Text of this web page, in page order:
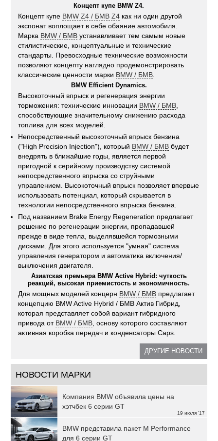
Концепт купе BMW Z4.
Концепт купе BMW Z4 / БМВ Z4 как ни один другой
экспонат воплощает в себе обаяние автомобиля.
Марка BMW / БМВ устанавливает тем самым новые
стилистические, концептуальные и технические
стандарты. Превосходные технические возможности
позволяют концепту наглядно продемонстрировать
классические ценности марки BMW / БМВ
BMW Efficient Dynamics.
Высокоточный впрыск и регенерация энергии
торможения: технические инновации BMW / БМВ
способствующие значительному снижению расхода
топлива для всех моделей.
Непосредственный высокоточный впрыск бензина
("High Precision Injection"), который BMW / БМВ будет
внедрять в ближайшие годы, является первой
пригодной к серийному производству системой
непосредственного впрыска со струйными
управлением. Высокоточный впрыск позволяет впервые
использовать потенциал, который скрывается в
технологии непосредственного впрыска бензина.
Под названием Brake Energy Regeneration предлагает
решение по регенерации энергии, пропадавшей
прежде в виде тепла, выделявшейся тормозными
дисками. Для этого используется "умная" система
управления генератором и автоматика включения/
выключения двигателя.
Азиатская премьера BMW Active Hybrid: чуткость
реакций, высокая приемистость и экономичность.
Для мощных моделей концерн BMW / БМВ предлагает
концепцию BMW Active Hybrid / БМВ Актив Гибрид,
которая представляет собой вариант гибридного
привода от BMW / БМВ , основу которого составляют
активная коробка передач и конденсаторы Caps.
ДРУГИЕ НОВОСТИ
НОВОСТИ МАРКИ
19 июля '17
Компания BMW объявила цены на
хэтчбек 6 серии GT
BMW представила пакет M Performance
для 6 серии GT